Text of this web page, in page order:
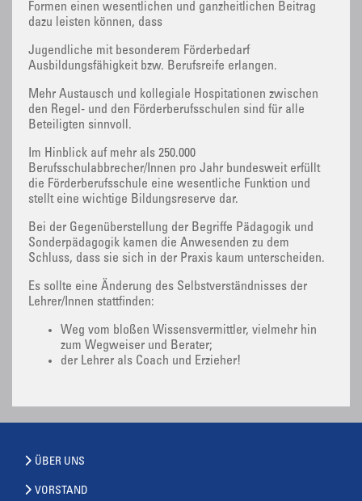
Formen einen wesentlichen und ganzheitlichen Beitrag
dazu leisten können, dass
Jugendliche mit besonderem Förderbedarf
Ausbildungsfähigkeit bzw. Berufsreife erlangen.
Mehr Austausch und kollegiale Hospitationen zwischen
den Regel- und den Förderberufsschulen sind für alle
Beteiligten sinnvoll.
Im Hinblick auf mehr als 250.000
Berufsschulabbrecher/Innen pro Jahr bundesweit erfüllt
die Förderberufsschule eine wesentliche Funktion und
stellt eine wichtige Bildungsreserve dar.
Bei der Gegenüberstellung der Begriffe Pädagogik und
Sonderpädagogik kamen die Anwesenden zu dem
Schluss, dass sie sich in der Praxis kaum unterscheiden.
Es sollte eine Änderung des Selbstverständnisses der
Lehrer/Innen stattfinden:
Weg vom bloßen Wissensvermittler, vielmehr hin
zum Wegweiser und Berater;
der Lehrer als Coach und Erzieher!
ÜBER UNS
VORSTAND